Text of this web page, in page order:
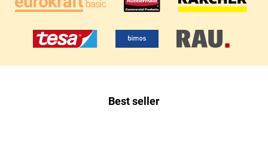
Best seller